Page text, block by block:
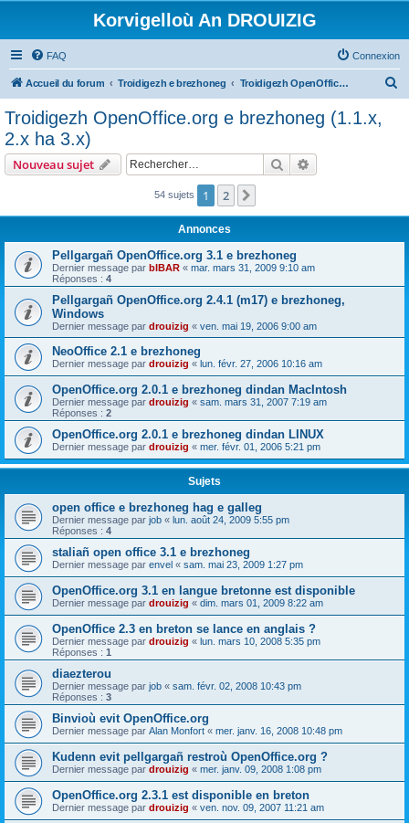
Korvigelloù An DROUIZIG
FAQ Connexion
Accueil du forum Troidigezh e brezhoneg Troidigezh OpenOffice.org e brezhoneg (1.1.x, 2.x ha 3.x)
c
Troidigezh OpenOffice.org e brezhoneg (1.1.x,
2.x ha 3.x)
Nouveau sujet Rechercher
54 sujets 1 2
Annonces
Pellgargañ OpenOffice.org 3.1 e brezhoneg
Dernier message par bIBAR « mar. mars 31, 2009 9:10 am
Réponses : 4
Pellgargañ OpenOffice.org 2.4.1 (m17) e brezhoneg,
Windows
Dernier message par drouizig « ven. mai 19, 2006 9:00 am
NeoOffice 2.1 e brezhoneg
Dernier message par drouizig « lun. févr. 27, 2006 10:16 am
OpenOffice.org 2.0.1 e brezhoneg dindan MacIntosh
Dernier message par drouizig « sam. mars 31, 2007 7:19 am
Réponses : 2
OpenOffice.org 2.0.1 e brezhoneg dindan LINUX
Dernier message par drouizig « mer. févr. 01, 2006 5:21 pm
Sujets
open office e brezhoneg hag e galleg
Dernier message par job « lun. août 24, 2009 5:55 pm
Réponses : 4
staliañ open office 3.1 e brezhoneg
Dernier message par envel « sam. mai 23, 2009 1:27 pm
OpenOffice.org 3.1 en langue bretonne est disponible
Dernier message par drouizig « dim. mars 01, 2009 8:22 am
OpenOffice 2.3 en breton se lance en anglais ?
Dernier message par drouizig « lun. mars 10, 2008 5:35 pm
Réponses : 1
diaezterou
Dernier message par job « sam. févr. 02, 2008 10:43 pm
Réponses : 3
Binvioù evit OpenOffice.org
Dernier message par Alan Monfort « mer. janv. 16, 2008 10:48 pm
Kudenn evit pellgargañ restroù OpenOffice.org ?
Dernier message par drouizig « mer. janv. 09, 2008 1:08 pm
OpenOffice.org 2.3.1 est disponible en breton
Dernier message par drouizig « ven. nov. 09, 2007 11:21 am